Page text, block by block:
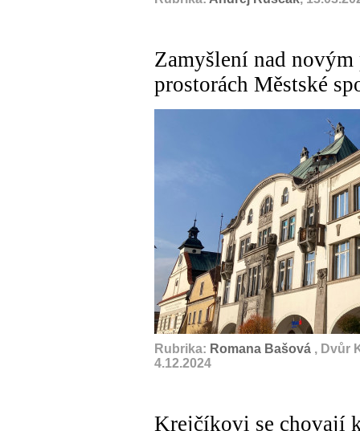
Zamyšlení nad
prostorách Městské
Rubrika: Romana Bašová , Dvůr
4.12.2024
Krejčíkovi se chovají